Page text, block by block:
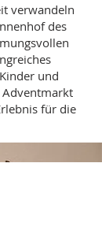
verwandeln
des
und
Adventmarkt
für die